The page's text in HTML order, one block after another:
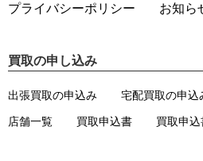
プライバシーポリシー お知ら
買取の申し込み
出張買取の申込み 宅配買取の申込
店舗一覧 買取申込書 買取申